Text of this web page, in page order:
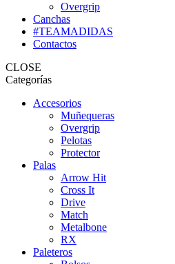
Overgrip
Canchas
#TEAMADIDAS
Contactos
CLOSE
Categorías
Accesorios
Muñequeras
Overgrip
Pelotas
Protector
Palas
Arrow Hit
Cross It
Drive
Match
Metalbone
RX
Paleteros